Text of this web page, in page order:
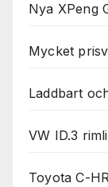
Nya XPeng
Mycket
Laddbart
VW ID.3
Toyota C-